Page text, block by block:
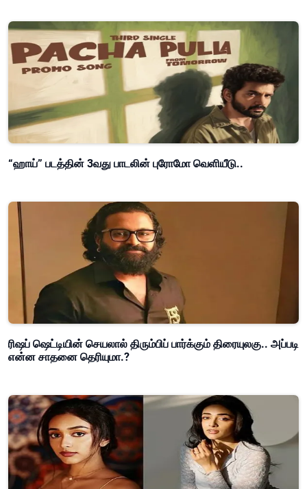
“ஹாய்” படத்தின் 3வது பாடலின் புரோமோ வெளியீடு..
ரிஷப் ஷெட்டியின் செயலால் திரும்பிப் பார்க்கும் திரையுலகு.. அப்படி
என்ன சாதனை தெரியுமா.?